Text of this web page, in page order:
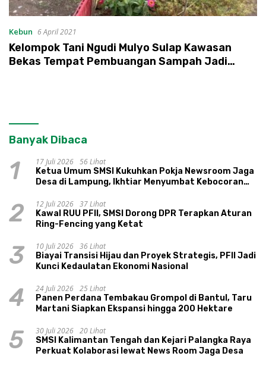
Kebun 6 April 2021
Kelompok Tani Ngudi Mulyo Sulap Kawasan
Bekas Tempat Pembuangan Sampah Jadi
Banyak Dibaca
1 17 Juli 2026 56 Lihat
Ketua Umum SMSI Kukuhkan Pokja Newsroom Jaga
Desa di Lampung, Ikhtiar Menyumbat Kebocoran
2 12 Juli 2026 37 Lihat
Kawal RUU PFII, SMSI Dorong DPR Terapkan Aturan
Ring-Fencing yang Ketat
3 10 Juli 2026 36 Lihat
Biayai Transisi Hijau dan Proyek Strategis, PFII Jadi
Kunci Kedaulatan Ekonomi Nasional
4 24 Juli 2026 25 Lihat
Panen Perdana Tembakau Grompol di Bantul, Taru
Martani Siapkan Ekspansi hingga 200 Hektare
5 30 Juli 2026 20 Lihat
SMSI Kalimantan Tengah dan Kejari Palangka Raya
Perkuat Kolaborasi lewat News Room Jaga Desa